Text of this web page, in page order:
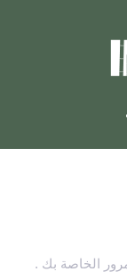
الخاصة بك .